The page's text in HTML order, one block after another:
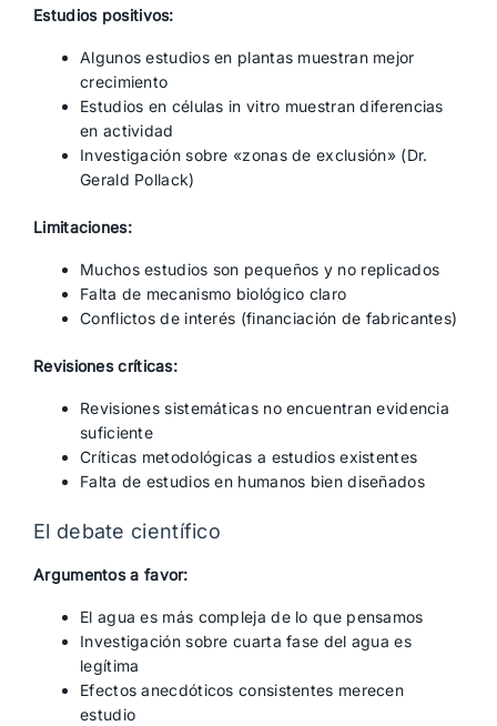
Estudios positivos:
Algunos estudios en plantas muestran mejor
crecimiento
Estudios en células in vitro muestran diferencias
en actividad
Investigación sobre «zonas de exclusión» (Dr.
Gerald Pollack)
Limitaciones:
Muchos estudios son pequeños y no replicados
Falta de mecanismo biológico claro
Conflictos de interés (financiación de fabricantes)
Revisiones críticas:
Revisiones sistemáticas no encuentran evidencia
suficiente
Críticas metodológicas a estudios existentes
Falta de estudios en humanos bien diseñados
El debate científico
Argumentos a favor:
El agua es más compleja de lo que pensamos
Investigación sobre cuarta fase del agua es
legítima
Efectos anecdóticos consistentes merecen
estudio